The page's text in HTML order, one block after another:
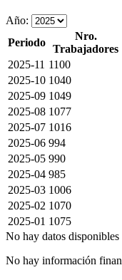
Año:
Periodo
Nro.
Trabajadores
2025-11 1100
2025-10 1040
2025-09 1049
2025-08 1077
2025-07 1016
2025-06 994
2025-05 990
2025-04 985
2025-03 1006
2025-02 1070
2025-01 1075
No hay datos disponibles
No hay información